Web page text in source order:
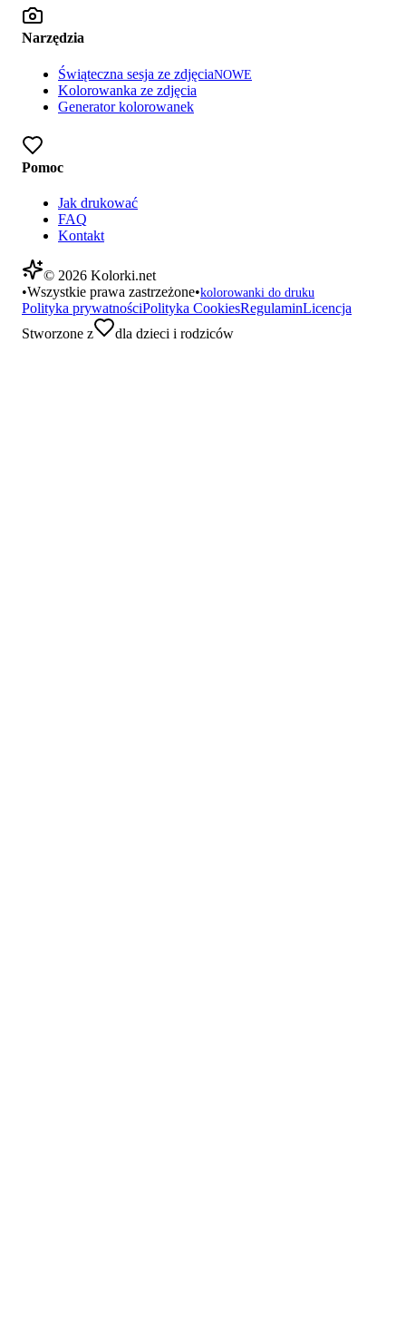
Narzędzia
Świąteczna sesja ze zdjęciaNOWE
Kolorowanka ze zdjęcia
Generator kolorowanek
Pomoc
Jak drukować
FAQ
Kontakt
© 2026 Kolorki.net
•Wszystkie prawa zastrzeżone•kolorowanki do druku
Polityka prywatnościPolityka CookiesRegulaminLicencja
Stworzone z
dla dzieci i rodziców